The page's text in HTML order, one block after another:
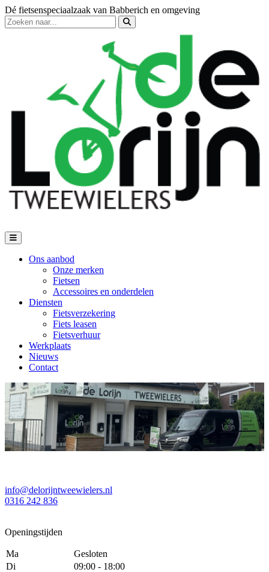
Dé fietsenspeciaalzaak van Babberich en omgeving
Ons aanbod
Onze merken
Fietsen
Accessoires en onderdelen
Diensten
Fietsverzekering
Fiets leasen
Fietsverhuur
Werkplaats
Nieuws
Contact
info@delorijntweewielers.nl
0316 242 836
Openingstijden
Ma
Gesloten
Di
09:00 - 18:00